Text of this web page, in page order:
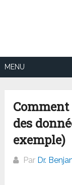
MENU
des
exemple)
Par Dr.